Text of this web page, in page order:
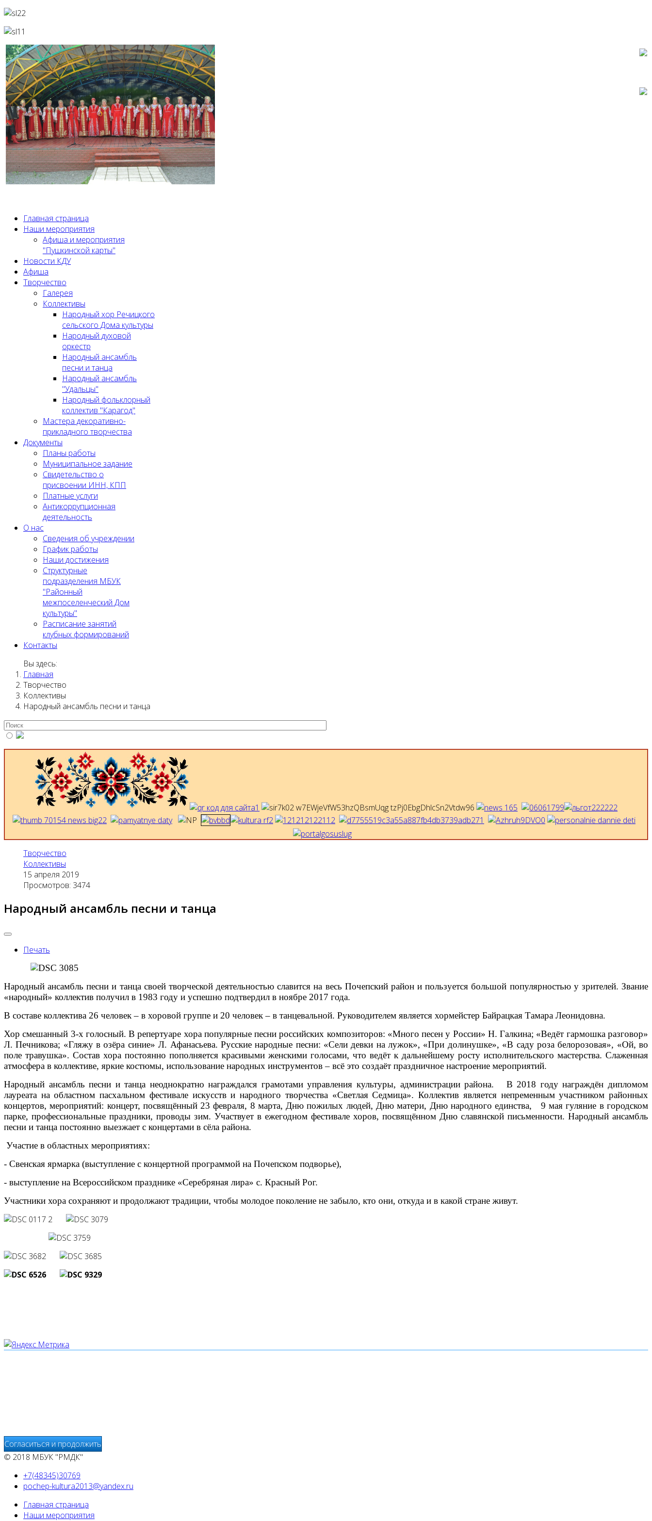
Главная страница
Наши мероприятия
Афиша и мероприятия
"Пушкинской карты"
Новости КДУ
Афиша
Творчество
Галерея
Коллективы
Народный хор Речицкого
сельского Дома культуры
Народный духовой
оркестр
Народный ансамбль
песни и танца
Народный ансамбль
"Удальцы"
Народный фольклорный
коллектив "Карагод"
Мастера декоративно-
прикладного творчества
Документы
Планы работы
Муниципальное задание
Cвидетельство о
присвоении ИНН, КПП
Платные услуги
Антикоррупционная
деятельность
О нас
Сведения об учреждении
График работы
Наши достижения
Структурные
подразделения МБУК
"Районный
межпоселенческий Дом
культуры"
Расписание занятий
клубных формирований
Контакты
Вы здесь:
Главная
Творчество
Коллективы
Народный ансамбль песни и танца
Творчество
Коллективы
15 апреля 2019
Просмотров: 3474
Народный ансамбль песни и танца
Печать
Народный ансамбль песни и танца своей творческой деятельностью славится на весь Почепский район и пользуется большой популярностью у зрителей. Звание
«народный» коллектив получил в 1983 году и успешно подтвердил в ноябре 2017 года.
В составе коллектива 26 человек – в хоровой группе и 20 человек – в танцевальной. Руководителем является хормейстер Байрацкая Тамара Леонидовна.
Хор смешанный 3-х голосный. В репертуаре хора популярные песни российских композиторов: «Много песен у России» Н. Галкина; «Ведёт гармошка разговор»
Л. Печникова; «Гляжу в озёра синие» Л. Афанасьева. Русские народные песни: «Сели девки на лужок», «При долинушке», «В саду роза белорозовая», «Ой, во
поле травушка». Состав хора постоянно пополняется красивыми женскими голосами, что ведёт к дальнейшему росту исполнительского мастерства. Слаженная
атмосфера в коллективе, яркие костюмы, использование народных инструментов – всё это создаёт праздничное настроение мероприятий.
Народный ансамбль песни и танца неоднократно награждался грамотами управления культуры, администрации района. В 2018 году награждён дипломом
лауреата на областном пасхальном фестивале искусств и народного творчества «Светлая Седмица». Коллектив является непременным участником районных
концертов, мероприятий: концерт, посвящённый 23 февраля, 8 марта, Дню пожилых людей, Дню матери, Дню народного единства, 9 мая гуляние в городском
парке, профессиональные праздники, проводы зим. Участвует в ежегодном фестивале хоров, посвящённом Дню славянской письменности. Народный ансамбль
песни и танца постоянно выезжает с концертами в сёла района.
Участие в областных мероприятиях:
- Свенская ярмарка (выступление с концертной программой на Почепском подворье),
- выступление на Всероссийском празднике «Серебряная лира» с. Красный Рог.
Участники хора сохраняют и продолжают традиции, чтобы молодое поколение не забыло, кто они, откуда и в какой стране живут.
Согласиться и продолжить
© 2018 МБУК "РМДК"
+7(48345)30769
pochep-kultura2013@yandex.ru
Главная страница
Наши мероприятия